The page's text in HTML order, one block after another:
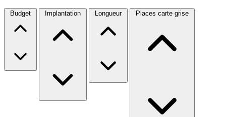
Budget Implantation Longueur Places carte grise